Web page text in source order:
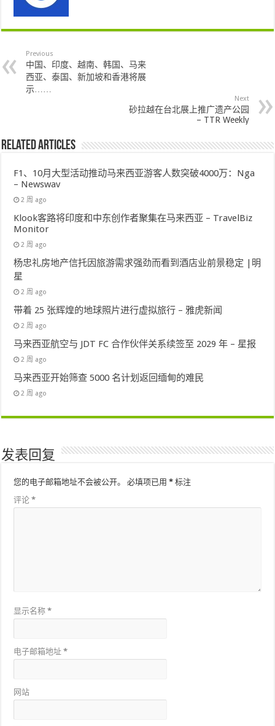
Previous
中国、印度、越南、韩国、马来
西亚、泰国、新加坡和香港将展
示……
Next
砂拉越在台北展上推广遗产公园
– TTR Weekly
Related Articles
F1、10月大型活动推动马来西亚游客人数突破4000万：Nga
– Newswav
2 周 ago
Klook客路将印度和中东创作者聚集在马来西亚 – TravelBiz
Monitor
2 周 ago
杨忠礼房地产信托因旅游需求强劲而看到酒店业前景稳定 |明
星
2 周 ago
带着 25 张辉煌的地球照片进行虚拟旅行 – 雅虎新闻
2 周 ago
马来西亚航空与 JDT FC 合作伙伴关系续签至 2029 年 – 星报
2 周 ago
马来西亚开始筛查 5000 名计划返回缅甸的难民
2 周 ago
发表回复
您的电子邮箱地址不会被公开。 必填项已用* 标注
评论*
显示名称*
电子邮箱地址*
网站